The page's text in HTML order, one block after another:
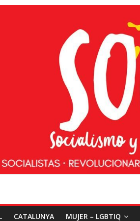
CATALUNYA MUJER – LGBTIQ